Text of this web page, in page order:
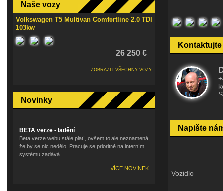
Naše vozy
Volkswagen T5 Multivan Comfortline 2.0 TDI
103kw
26 250 €
ZOBRAZIT VŠECHNY VOZY
Novinky
BETA verze - ladění
Beta verze webu stále platí, ovšem to ale neznamená,
že by se nic nedělo. Pracuje se prioritně na interním
systému zadává...
VÍCE NOVINEK
Napište
Vozidlo